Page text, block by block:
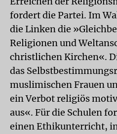
fordert die Partei. Im
die Linken die
Religionen und
christlichen Kirchen«.
das
muslimischen Frauen
ein Verbot religiös
aus«. Für die Schulen
einen Ethikunterricht,